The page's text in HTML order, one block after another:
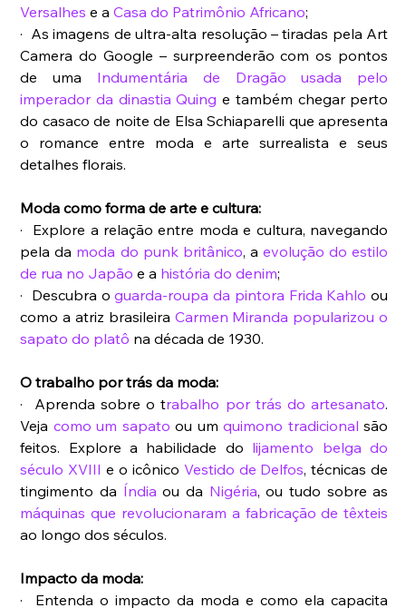
Versalhes e a Casa do Patrimônio Africano;
·  As imagens de ultra-alta resolução – tiradas pela Art
Camera do Google – surpreenderão com os pontos
de uma Indumentária de Dragão usada pelo
imperador da dinastia Quing e também chegar perto
do casaco de noite de Elsa Schiaparelli que apresenta
o romance entre moda e arte surrealista e seus
detalhes florais.
Moda como forma de arte e cultura:
·  Explore a relação entre moda e cultura, navegando
pela da moda do punk britânico, a evolução do estilo
de rua no Japão e a história do denim;
·  Descubra o guarda-roupa da pintora Frida Kahlo ou
como a atriz brasileira Carmen Miranda popularizou o
sapato do platô na década de 1930.
O trabalho por trás da moda:
·  Aprenda sobre o trabalho por trás do artesanato.
Veja como um sapato ou um quimono tradicional são
feitos. Explore a habilidade do lijamento belga do
século XVIII e o icônico Vestido de Delfos, técnicas de
tingimento da Índia ou da Nigéria
máquinas que revolucionaram a fabricação de têxteis
ao longo dos séculos.
Impacto da moda: